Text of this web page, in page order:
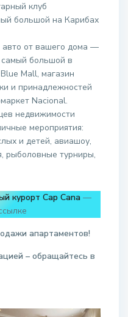
клуб
большой на Карибах
авто от вашего дома —
самый большой в
Mall, магазин
и принадлежностей
Nacional.
недвижимости
мероприятия:
и детей, авиашоу,
рыболовные турниры,
курорт Cap Cana —
апартаментов!
– обращайтесь в